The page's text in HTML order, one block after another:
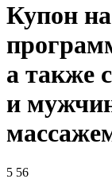
Купон
а также
и
5 56